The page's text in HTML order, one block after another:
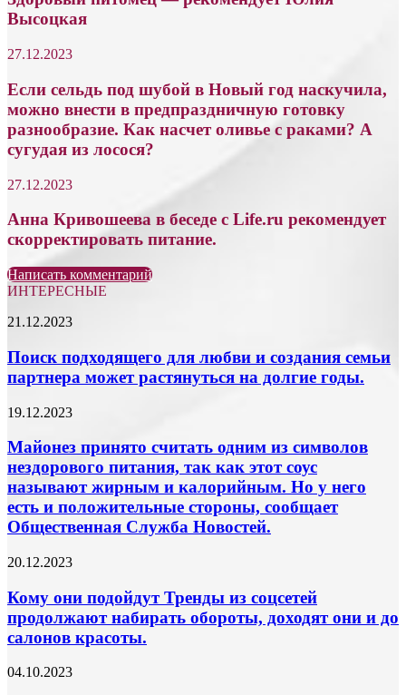
Высоцкая
27.12.2023
Если сельдь под шубой в Новый год наскучила,
можно внести в предпраздничную готовку
разнообразие. Как насчет оливье с раками? А
сугудая из лосося?
27.12.2023
Анна Кривошеева в беседе с Life.ru рекомендует
скорректировать питание.
Написать комментарий
ИНТЕРЕСНЫЕ
Поиск
для
любви
и
семьи
может
растянуться
на
годы.
21.12.2023
Поиск подходящего для любви и создания семьи
партнера может растянуться на долгие годы.
Майонез
считать
из
символов
нездорового
питания,
как
соус
называют
жирным
и
Но
19.12.2023
Майонез принято считать одним из символов
нездорового питания, так как этот соус
называют жирным и калорийным. Но у него
есть и положительные стороны, сообщает
Общественная Служба Новостей.
Кому
подойдут
Тренды
из
соцсетей
набирать
20.12.2023
Кому они подойдут Тренды из соцсетей
продолжают набирать обороты, доходят они и до
салонов красоты.
Подвижные
04.10.2023